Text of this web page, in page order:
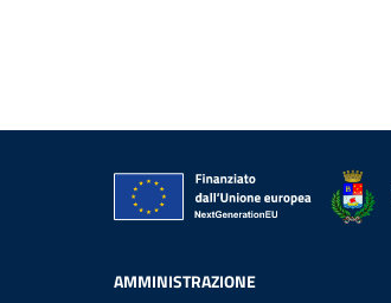
AMMINISTRAZIONE